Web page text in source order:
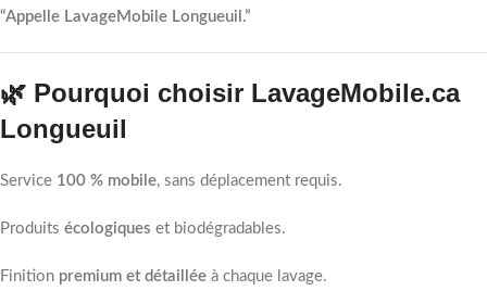
“Appelle LavageMobile Longueuil.”
🌿 Pourquoi choisir LavageMobile.ca
Longueuil
Service 100 % mobile, sans déplacement requis.
Produits écologiques et biodégradables.
Finition premium et détaillée à chaque lavage.